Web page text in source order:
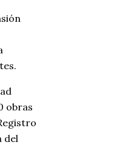
obras
del